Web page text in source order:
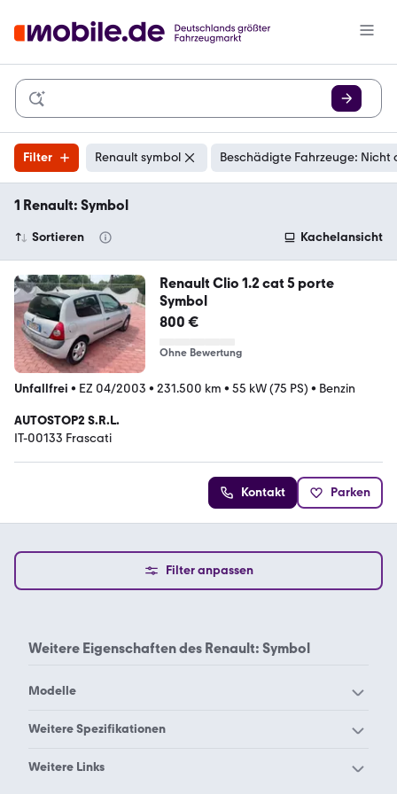
Filter Renault symbol Beschädigte Fahrzeuge: Nicht
1 Renault: Symbol
Sortieren Kachelansicht
Renault Clio 1.2 cat 5 porte
Symbol
800 €
Ohne Bewertung
Unfallfrei • EZ 04/2003 • 231.500 km • 55 kW (75 PS) • Benzin
AUTOSTOP2 S.R.L.
IT-00133 Frascati
Kontakt Parken
Filter anpassen
Weitere Eigenschaften des Renault: Symbol
Modelle
Renault Alaskan
Weitere Spezifikationen
Renault 1.9
Weitere Links